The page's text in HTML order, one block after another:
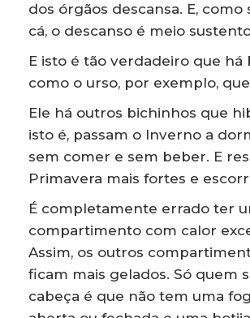
dos órgãos descansa. E, como
cá, o descanso é meio
E isto é tão verdadeiro que há
como o urso, por exemplo,
Ele há outros bichinhos que
isto é, passam o Inverno a
sem comer e sem beber. E
Primavera mais fortes e
É completamente errado ter
compartimento com calor
Assim, os outros
ficam mais gelados. Só quem
cabeça é que não tem uma